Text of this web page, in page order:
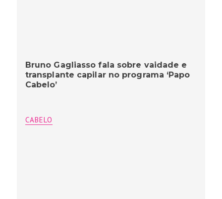
Bruno Gagliasso fala sobre vaidade e
transplante capilar no programa ‘Papo
Cabelo’
CABELO